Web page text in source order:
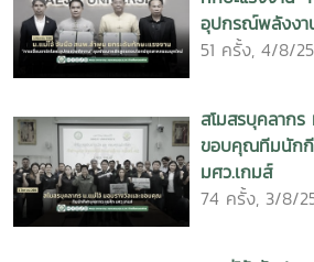
อุปกรณ์พลังงา
51 ครั้ง, 4/8/
สโมสรบุคลากร
ขอบคุณทีมนัก
มศว.เกมส์
74 ครั้ง, 3/8/